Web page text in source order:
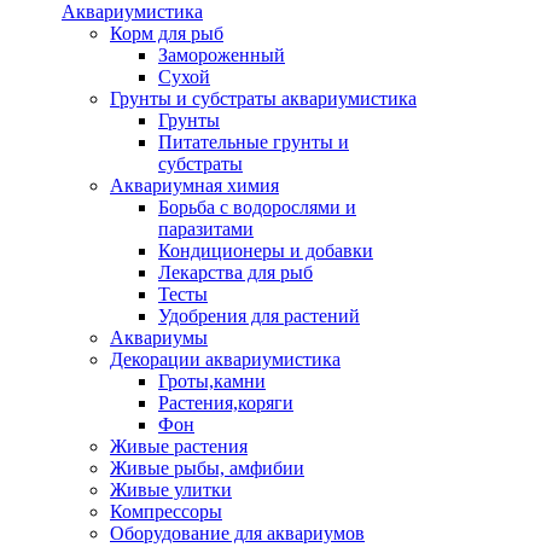
Аквариумистика
Корм для рыб
Замороженный
Сухой
Грунты и субстраты аквариумистика
Грунты
Питательные грунты и
субстраты
Аквариумная химия
Борьба с водорослями и
паразитами
Кондиционеры и добавки
Лекарства для рыб
Тесты
Удобрения для растений
Аквариумы
Декорации аквариумистика
Гроты,камни
Растения,коряги
Фон
Живые растения
Живые рыбы, амфибии
Живые улитки
Компрессоры
Оборудование для аквариумов